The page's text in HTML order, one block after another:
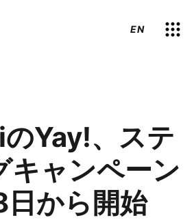
EN
Yay!、ステ
キャンペーン
から開始